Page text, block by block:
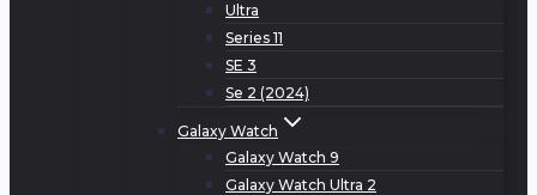
Ultra
Series 11
SE 3
Se 2 (2024)
Galaxy Watch
Galaxy Watch 9
Galaxy Watch Ultra 2